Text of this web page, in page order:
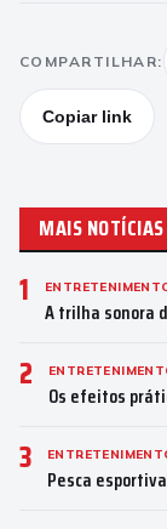
COMPARTILHAR:
Copiar link
MAIS NOTÍCIAS
1 A trilha sonora
2 Os efeitos
3 Pesca